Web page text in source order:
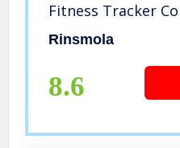
Fitness Tracker
Smart Watch per
Rinsmola
8.6